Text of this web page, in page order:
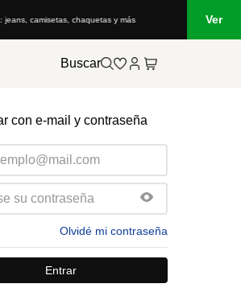
jeans, camisetas, chaquetas y más Ver
Buscar
con e-mail y contraseña
Olvidé mi contraseña
Entrar